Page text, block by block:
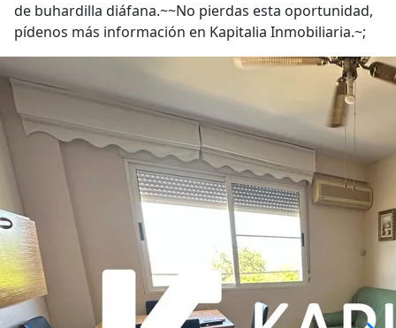
de buhardilla diáfana.~~No pierdas esta oportunidad,
pídenos más información en Kapitalia Inmobiliaria.~;